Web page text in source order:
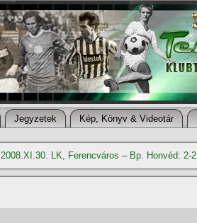
Jegyzetek Kép, Könyv & Videotár
2008.XI.30. LK, Ferencváros – Bp. Honvéd: 2-2